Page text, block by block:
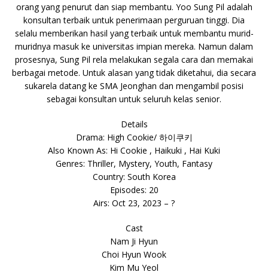
orang yang penurut dan siap membantu. Yoo Sung Pil adalah
konsultan terbaik untuk penerimaan perguruan tinggi. Dia
selalu memberikan hasil yang terbaik untuk membantu murid-
muridnya masuk ke universitas impian mereka. Namun dalam
prosesnya, Sung Pil rela melakukan segala cara dan memakai
berbagai metode. Untuk alasan yang tidak diketahui, dia secara
sukarela datang ke SMA Jeonghan dan mengambil posisi
sebagai konsultan untuk seluruh kelas senior.
Details
Drama: High Cookie/ 하이쿠키
Also Known As: Hi Cookie , Haikuki , Hai Kuki
Genres: Thriller, Mystery, Youth, Fantasy
Country: South Korea
Episodes: 20
Airs: Oct 23, 2023 – ?
Cast
Nam Ji Hyun
Choi Hyun Wook
Kim Mu Yeol